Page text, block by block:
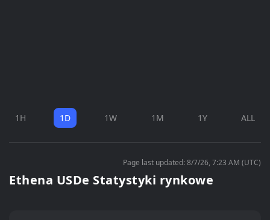
1H 1D 1W 1M 1Y ALL
Page last updated: 8/7/26, 7:23 AM (UTC)
Ethena USDe Statystyki rynkowe